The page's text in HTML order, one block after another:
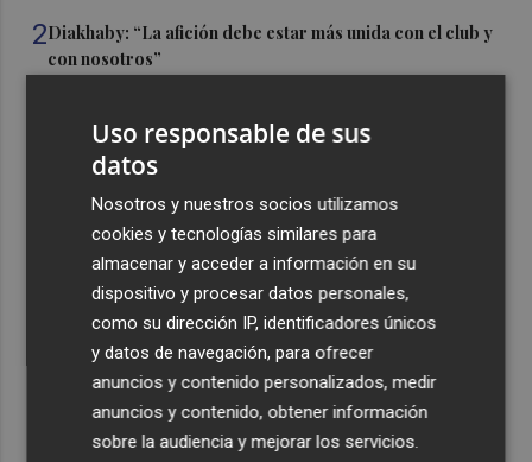
2Diakhaby: “La afición debe estar más unida con el club y
con nosotros”
hemos entrenado"
Controlado el incendio en Sierra Engarcerán (Castellón)
La capacidad de los modelos de IA para burlar la
seguridad alarma a gobiernos y empresas
Recibe toda la actualidad de
Uso responsable de sus
datos
Nosotros y nuestros socios utilizamos
cookies y tecnologías similares para
almacenar y acceder a información en su
dispositivo y procesar datos personales,
como su dirección IP, identificadores únicos
y datos de navegación, para ofrecer
anuncios y contenido personalizados, medir
anuncios y contenido, obtener información
sobre la audiencia y mejorar los servicios.